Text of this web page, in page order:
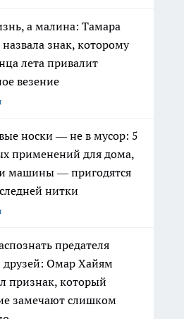
а малина: Тамара
назвала знак, которому
лета привалит
везение
носки — не в мусор: 5
применений для дома,
машины — пригодятся
нитки
предателя
друзей: Омар Хайям
признак, который
замечают слишком